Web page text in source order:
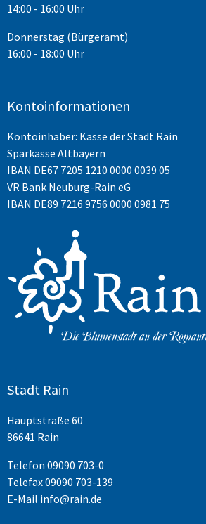
14:00 - 16:00 Uhr
Donnerstag (Bürgeramt)
16:00 - 18:00 Uhr
Kontoinformationen
Kontoinhaber: Kasse der Stadt Rain
Sparkasse Altbayern
IBAN DE67 7205 1210 0000 0039 05
VR Bank Neuburg-Rain eG
IBAN DE89 7216 9756 0000 0981 75
Stadt Rain
Hauptstraße 60
86641 Rain
Telefon 09090 703-0
Telefax 09090 703-139
E-Mail info@rain.de